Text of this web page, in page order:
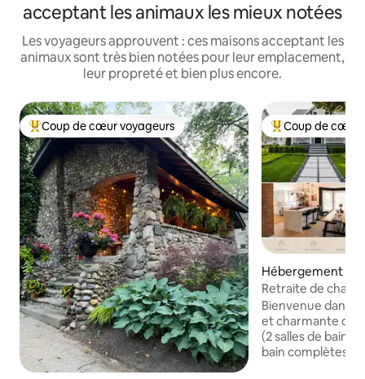
acceptant les animaux les mieux notées
Les voyageurs approuvent : ces maisons acceptant les
animaux sont très bien notées pour leur emplacement,
leur propreté et bien plus encore.
Coups de cœur voyageurs les plus appréciés
Coup de cœur voyageurs Coups de cœur
Coup de cœur
Hébergement ⋅
Retraite de
• brasero
Bienvenue dans
et charmante de
(2 salles de bain
bain complètes,